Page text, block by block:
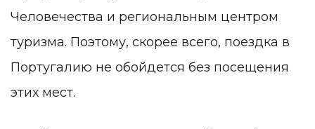
Человечества и региональным центром
туризма. Поэтому, скорее всего, поездка в
Португалию не обойдется без посещения
этих мест.